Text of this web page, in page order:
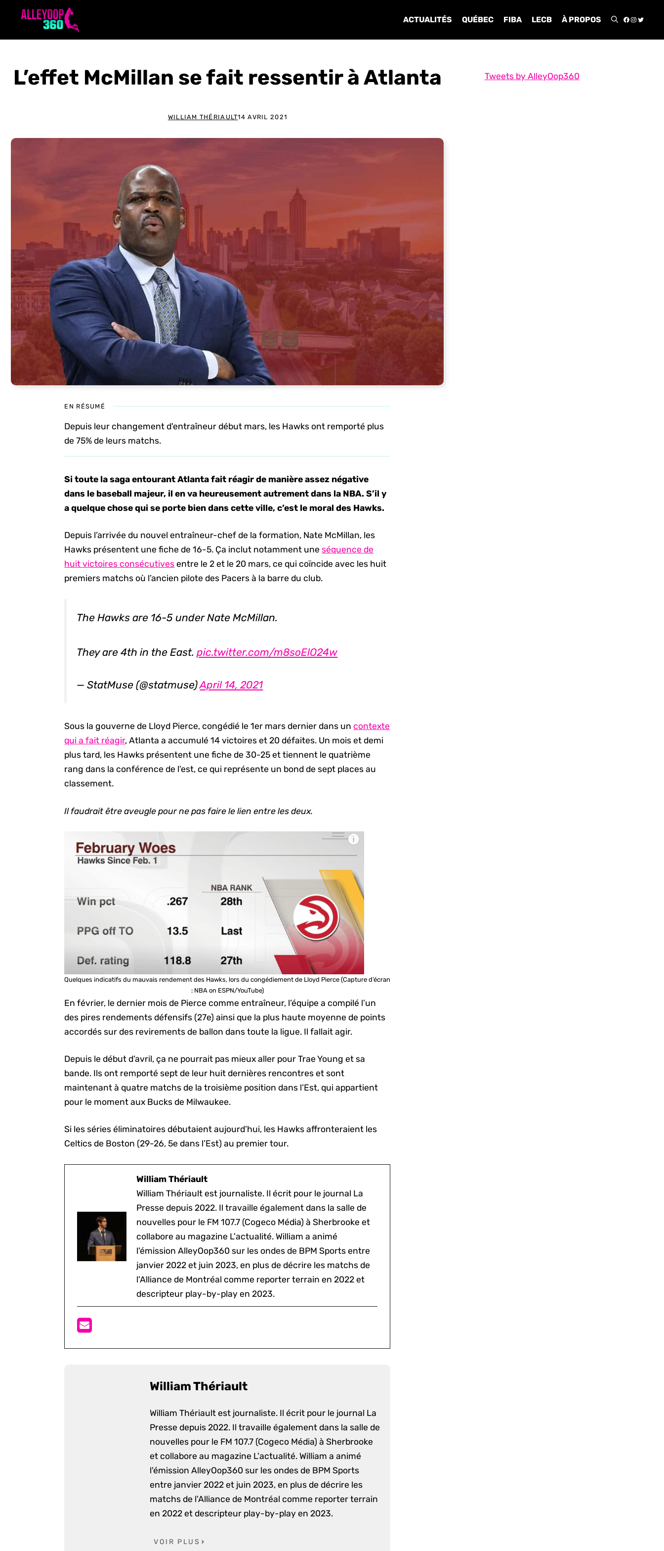
ACTUALITÉS QUÉBEC FIBA LECB À PROPOS
L’effet McMillan se fait ressentir à Atlanta
WILLIAM THÉRIAULT14 AVRIL 2021
EN RÉSUMÉ
Depuis leur changement d'entraîneur début mars, les Hawks ont remporté plus
de 75% de leurs matchs.
Si toute la saga entourant Atlanta fait réagir de manière assez négative
dans le baseball majeur, il en va heureusement autrement dans la NBA. S’il y
a quelque chose qui se porte bien dans cette ville, c’est le moral des Hawks.
Depuis l’arrivée du nouvel entraîneur-chef de la formation, Nate McMillan, les
Hawks présentent une fiche de 16-5. Ça inclut notamment uneséquence de
huit victoires consécutives entre le 2 et le 20 mars, ce qui coïncide avec les huit
premiers matchs où l’ancien pilote des Pacers à la barre du club.
The Hawks are 16-5 under Nate McMillan.
They are 4th in the East.pic.twitter.com/m8soElO24w
— StatMuse (@statmuse)April 14, 2021
Sous la gouverne de Lloyd Pierce, congédié le 1er mars dernier dans uncontexte
qui a fait réagir, Atlanta a accumulé 14 victoires et 20 défaites. Un mois et demi
plus tard, les Hawks présentent une fiche de 30-25 et tiennent le quatrième
rang dans la conférence de l’est, ce qui représente un bond de sept places au
classement.
Il faudrait être aveugle pour ne pas faire le lien entre les deux.
Quelques indicatifs du mauvais rendement des Hawks, lors du congédiement de Lloyd Pierce (Capture d’écran
: NBA on ESPN/YouTube)
En février, le dernier mois de Pierce comme entraîneur, l’équipe a compilé l’un
des pires rendements défensifs (27e) ainsi que la plus haute moyenne de points
accordés sur des revirements de ballon dans toute la ligue. Il fallait agir.
Depuis le début d’avril, ça ne pourrait pas mieux aller pour Trae Young et sa
bande. Ils ont remporté sept de leur huit dernières rencontres et sont
maintenant à quatre matchs de la troisième position dans l’Est, qui appartient
pour le moment aux Bucks de Milwaukee.
Si les séries éliminatoires débutaient aujourd’hui, les Hawks affronteraient les
Celtics de Boston (29-26, 5e dans l’Est) au premier tour.
William Thériault
William Thériault est journaliste. Il écrit pour le journal La
Presse depuis 2022. Il travaille également dans la salle de
nouvelles pour le FM 107.7 (Cogeco Média) à Sherbrooke et
collabore au magazine L'actualité. William a animé
l'émission AlleyOop360 sur les ondes de BPM Sports entre
janvier 2022 et juin 2023, en plus de décrire les matchs de
l'Alliance de Montréal comme reporter terrain en 2022 et
descripteur play-by-play en 2023.
William Thériault
William Thériault est journaliste. Il écrit pour le journal La
Presse depuis 2022. Il travaille également dans la salle de
nouvelles pour le FM 107.7 (Cogeco Média) à Sherbrooke
et collabore au magazine L'actualité. William a animé
l'émission AlleyOop360 sur les ondes de BPM Sports
entre janvier 2022 et juin 2023, en plus de décrire les
matchs de l'Alliance de Montréal comme reporter terrain
en 2022 et descripteur play-by-play en 2023.
VOIR PLUS
Tweets by AlleyOop360